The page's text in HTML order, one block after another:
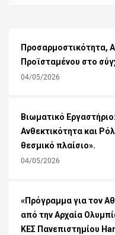
Προσαρμοστικότητα,
Προϊσταμένου στο
04/05/2026
Βιωματικό
Ανθεκτικότητα και
θεσμικό πλαίσιο».
04/05/2026
«Πρόγραμμα για τον
από την Αρχαία
ΚΕΣ Πανεπιστημίου